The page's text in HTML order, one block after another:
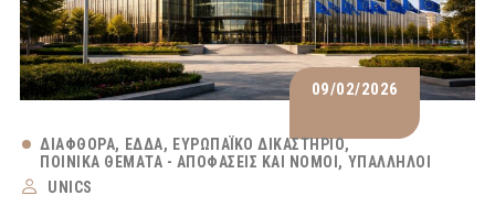
09/02/2026
ΔΙΑΦΘΟΡΆ ΕΔΔΑ
ΕΥΡΩΠΑΪΚΌ ΔΙΚΑΣΤΉΡΙΟ
ΠΟΙΝΙΚΆ ΘΈΜΑΤΑ - ΑΠΟΦΆΣΕΙΣ ΚΑΙ ΝΌΜΟΙ
ΥΠΆΛΛΗΛΟΙ
UNICS